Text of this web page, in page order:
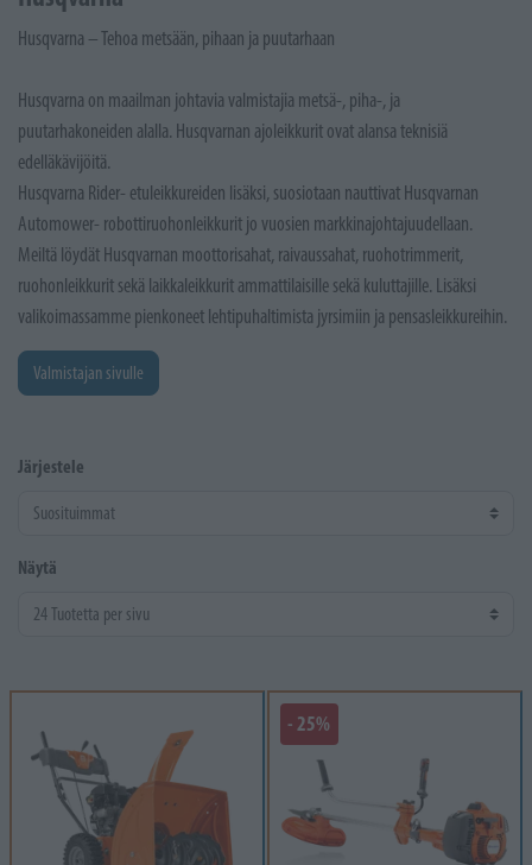
Husqvarna – Tehoa metsään, pihaan ja puutarhaan
Husqvarna on maailman johtavia valmistajia metsä-, piha-, ja
puutarhakoneiden alalla. Husqvarnan ajoleikkurit ovat alansa teknisiä
edelläkävijöitä.
Husqvarna Rider- etuleikkureiden lisäksi, suosiotaan nauttivat Husqvarnan
Automower- robottiruohonleikkurit jo vuosien markkinajohtajuudellaan.
Meiltä löydät Husqvarnan moottorisahat, raivaussahat, ruohotrimmerit,
ruohonleikkurit sekä laikkaleikkurit ammattilaisille sekä kuluttajille. Lisäksi
valikoimassamme pienkoneet lehtipuhaltimista jyrsimiin ja pensasleikkureihin.
Valmistajan sivulle
Järjestele
Näytä
- 25%